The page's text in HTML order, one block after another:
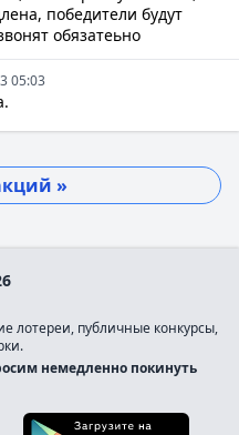
победители будут
обязатеьно
05:03
»
лотереи, публичные конкурсы,
немедленно покинуть
в App Store